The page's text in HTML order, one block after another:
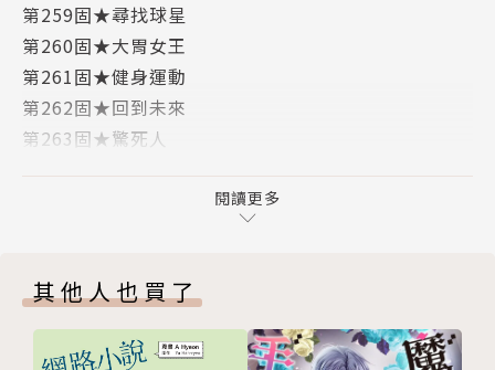
第259固★尋找球星
第260固★大胃女王
第261固★健身運動
第262固★回到未來
第263固★驚死人
第268固★正港計程車
第269固★阿仁的恐懼世界
第270固★蹓狗散歩
閱讀更多
其他人也買了